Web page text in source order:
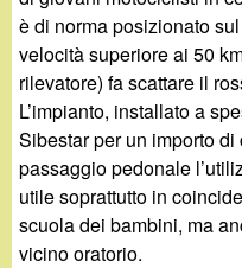
è di norma posizionato
velocità superiore ai 50
rilevatore) fa scattare il
L’impianto, installato a
Sibestar per un importo
passaggio pedonale
utile soprattutto in
scuola dei bambini, ma
vicino oratorio.